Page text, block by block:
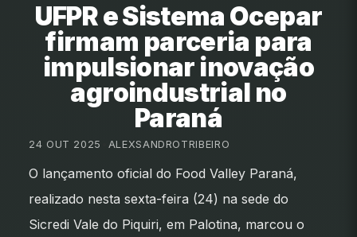
UFPR e Sistema Ocepar
firmam parceria para
impulsionar inovação
agroindustrial no
Paraná
24 OUT 2025 ALEXSANDROTRIBEIRO
O lançamento oficial do Food Valley Paraná,
realizado nesta sexta-feira (24) na sede do
Sicredi Vale do Piquiri, em Palotina, marcou o